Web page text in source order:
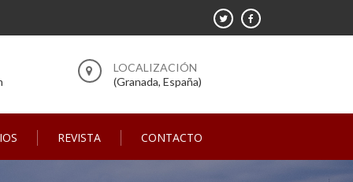
(Granada, España)
REVISTA CONTACTO